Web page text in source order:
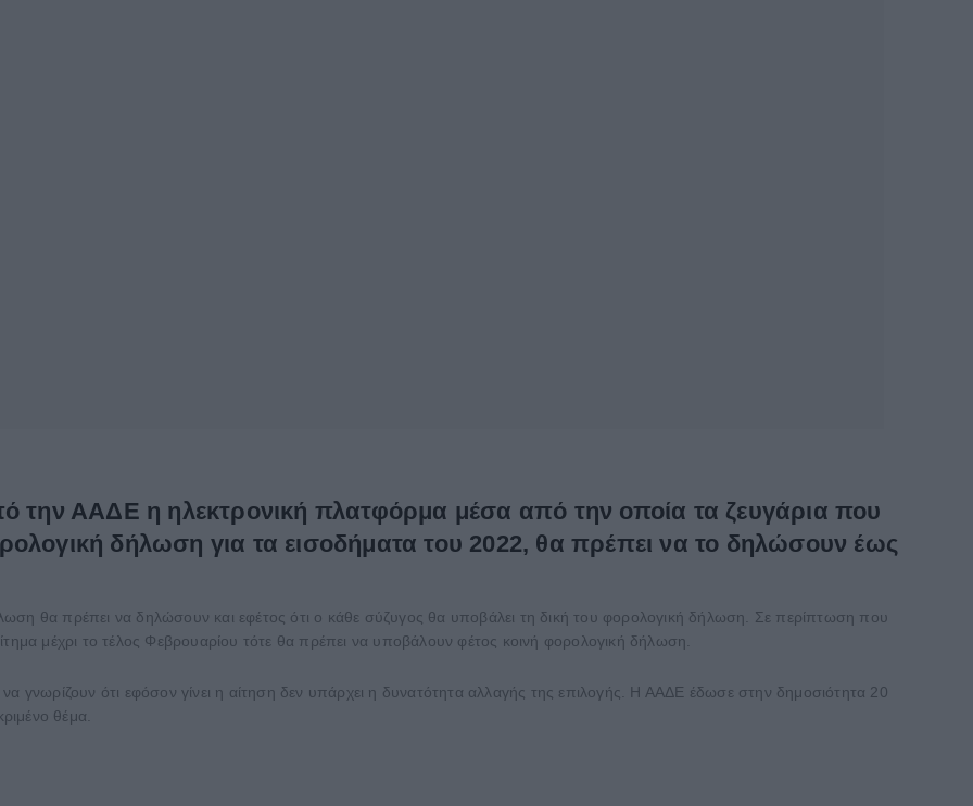
την ΑΑΔΕ η ηλεκτρονική πλατφόρμα μέσα από την οποία τα ζευγάρια που
δήλωση για τα εισοδήματα του 2022, θα πρέπει να το δηλώσουν έως
θα πρέπει να δηλώσουν και εφέτος ότι ο κάθε σύζυγος θα υποβάλει τη δική του φορολογική δήλωση. Σε περίπτωση που
μέχρι το τέλος Φεβρουαρίου τότε θα πρέπει να υποβάλουν φέτος κοινή φορολογική δήλωση.
γνωρίζουν ότι εφόσον γίνει η αίτηση δεν υπάρχει η δυνατότητα αλλαγής της επιλογής. Η ΑΑΔΕ έδωσε στην δημοσιότητα 20
θέμα.